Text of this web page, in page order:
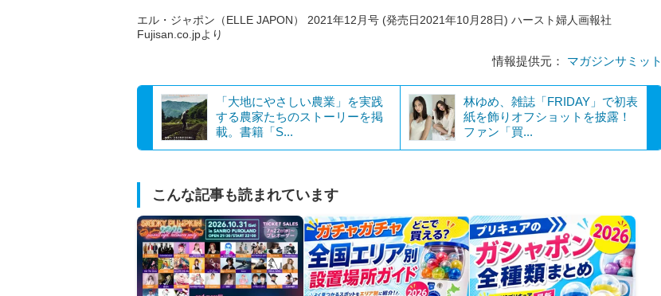
エル・ジャポン（ELLE JAPON） 2021年12月号 (発売日2021年10月28日) ハースト婦人画報社
Fujisan.co.jpより
情報提供元： マガジンサミット
「大地にやさしい農業」を実践
する農家たちのストーリーを掲
載。書籍「S...
林ゆめ、雑誌「FRIDAY」で初表
紙を飾りオフショットを披露！
ファン「買...
こんな記事も読まれています